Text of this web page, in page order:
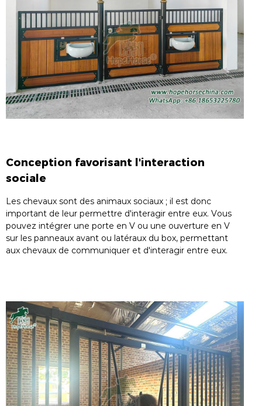
Conception favorisant l'interaction
sociale
Les chevaux sont des animaux sociaux ; il est donc
important de leur permettre d'interagir entre eux. Vous
pouvez intégrer une porte en V ou une ouverture en V
sur les panneaux avant ou latéraux du box, permettant
aux chevaux de communiquer et d'interagir entre eux.